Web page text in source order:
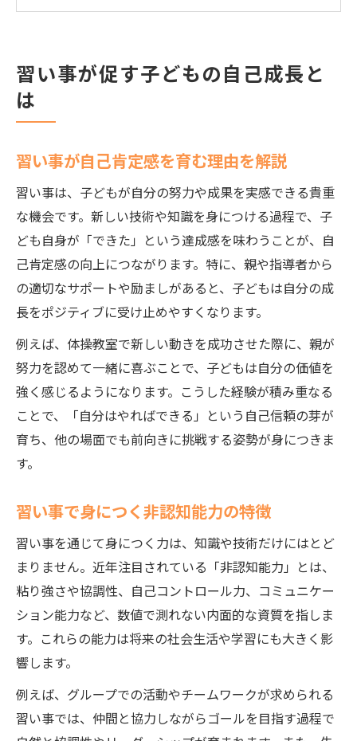
達成感を育む習い事の魅力に迫る
習い事で味わう達成感の大切さと効果
方
習い事で子どもが自信を持つきっかけとは
継続する力を養う習い事の具体的な体験談
家庭でできる習い事サポートのコツ
家庭で習い事を応援する具体的な方法
子どもの習い事に親が関わるベストな姿勢
るか
習い事で得た気づきを家庭で活かす工夫
親子の会話で習い事の成長を実感する方法
やり抜く力が身につく習い事選びのヒント
習い事で挫折しない工夫と親のサポート
やり抜く経験を積める習い事の特徴とは
自主性が伸びる習い事の選び方を紹介
子どもの自信につながる習い事の効果
習い事が子どもの自信を引き出す仕組み
成功体験が自己肯定感に与える影響とは
褒め方で変わる習い事の自信サポート術
習い事を通じて得る対人関係のスキルとは
習い事が促す子どもの自己成長と
は
習い事が自己肯定感を育む理由を解説
習い事は、子どもが自分の努力や成果を実感できる貴重
な機会です。新しい技術や知識を身につける過程で、子
ども自身が「できた」という達成感を味わうことが、自
己肯定感の向上につながります。特に、親や指導者から
の適切なサポートや励ましがあると、子どもは自分の成
長をポジティブに受け止めやすくなります。
例えば、体操教室で新しい動きを成功させた際に、親が
努力を認めて一緒に喜ぶことで、子どもは自分の価値を
強く感じるようになります。こうした経験が積み重なる
ことで、「自分はやればできる」という自己信頼の芽が
育ち、他の場面でも前向きに挑戦する姿勢が身につきま
す。
習い事で身につく非認知能力の特徴
習い事を通じて身につく力は、知識や技術だけにはとど
まりません。近年注目されている「非認知能力」とは、
粘り強さや協調性、自己コントロール力、コミュニケー
ション能力など、数値で測れない内面的な資質を指しま
す。これらの能力は将来の社会生活や学習にも大きく影
響します。
例えば、グループでの活動やチームワークが求められる
習い事では、仲間と協力しながらゴールを目指す過程で